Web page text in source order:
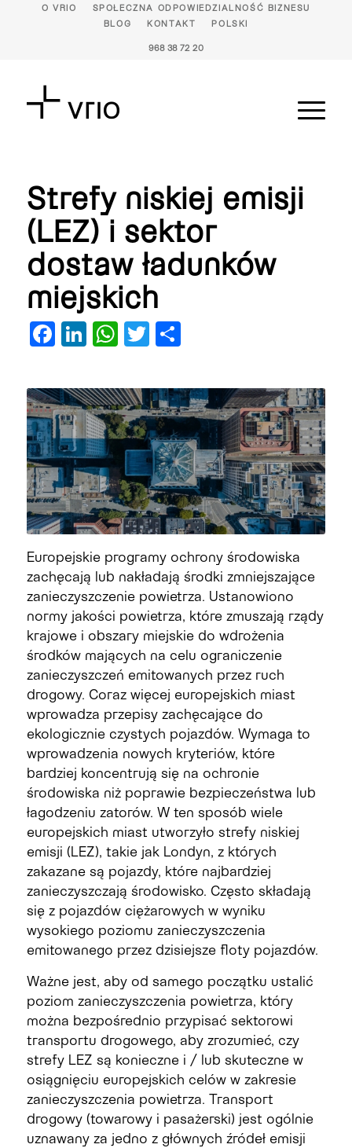
O VRIO
SPOŁECZNA ODPOWIEDZIALNOŚĆ BIZNESU
BLOG
KONTAKT POLSKI
968 38 72 20
Strefy niskiej emisji
(LEZ) i sektor
dostaw ładunków
miejskich
Facebook
LinkedIn
WhatsApp
Twitter
Share
Europejskie programy ochrony środowiska
zachęcają lub nakładają środki zmniejszające
zanieczyszczenie powietrza. Ustanowiono
normy jakości powietrza, które zmuszają rządy
krajowe i obszary miejskie do wdrożenia
środków mających na celu ograniczenie
zanieczyszczeń emitowanych przez ruch
drogowy. Coraz więcej europejskich miast
wprowadza przepisy zachęcające do
ekologicznie czystych pojazdów. Wymaga to
wprowadzenia nowych kryteriów, które
bardziej koncentrują się na ochronie
środowiska niż poprawie bezpieczeństwa lub
łagodzeniu zatorów. W ten sposób wiele
europejskich miast utworzyło strefy niskiej
emisji (LEZ), takie jak Londyn, z których
zakazane są pojazdy, które najbardziej
zanieczyszczają środowisko. Często składają
się z pojazdów ciężarowych w wyniku
wysokiego poziomu zanieczyszczenia
emitowanego przez dzisiejsze floty pojazdów.
Ważne jest, aby od samego początku ustalić
poziom zanieczyszczenia powietrza, który
można bezpośrednio przypisać sektorowi
transportu drogowego, aby zrozumieć, czy
strefy LEZ są konieczne i / lub skuteczne w
osiągnięciu europejskich celów w zakresie
zanieczyszczenia powietrza. Transport
drogowy (towarowy i pasażerski) jest ogólnie
uznawany za jedno z głównych źródeł emisji